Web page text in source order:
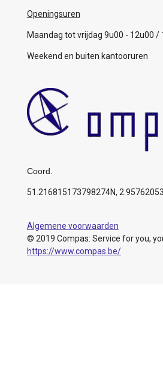
Openingsuren
Maandag tot vrijdag 9u00 - 12u00 /
Weekend en buiten
Coord.
51.216815173798274N,
Algemene voorwaarden
© 2019 Compas: Service for you,
https://www.compas.be/